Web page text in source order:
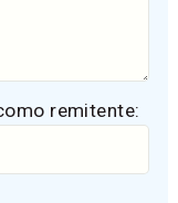
remitente: